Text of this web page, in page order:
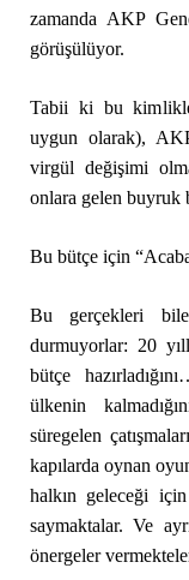
zamanda AKP
görüşülüyor.
Tabii ki bu
uygun olarak),
virgül değişimi
onlara gelen buyruk
Bu bütçe için
Bu gerçekleri
durmuyorlar: 20
bütçe
ülkenin
süregelen
kapılarda oynan
halkın geleceği
saymaktalar. Ve
önergeler